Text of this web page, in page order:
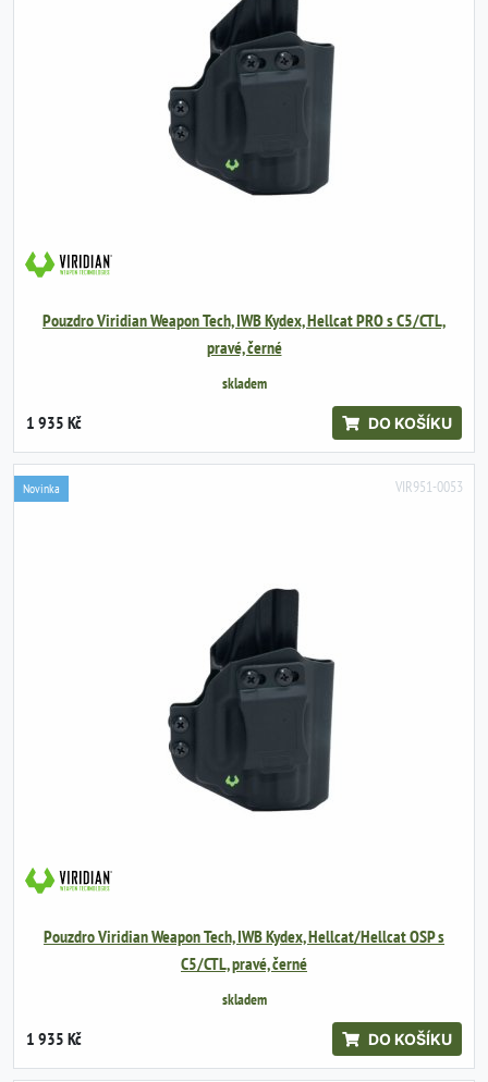
Pouzdro Viridian Weapon Tech, IWB Kydex, Hellcat PRO s C5/CTL,
pravé, černé
skladem
1 935 Kč DO KOŠÍKU
VIR951-0053
Novinka
Pouzdro Viridian Weapon Tech, IWB Kydex, Hellcat/Hellcat OSP s
C5/CTL, pravé, černé
skladem
1 935 Kč DO KOŠÍKU